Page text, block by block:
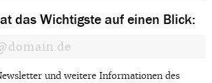
das Wichtigste auf einen Blick:
und weitere Informationen des